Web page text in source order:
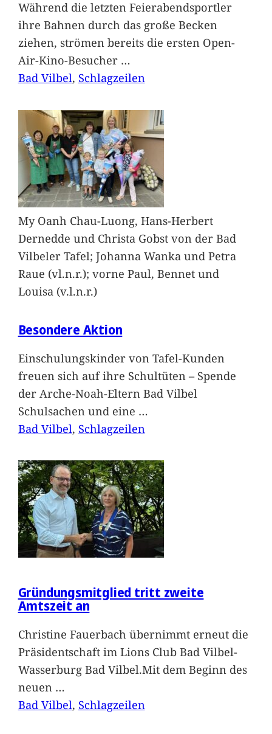
Während die letzten Feierabendsportler
ihre Bahnen durch das große Becken
ziehen, strömen bereits die ersten Open-
Air-Kino-Besucher …
Bad Vilbel, Schlagzeilen
My Oanh Chau-Luong, Hans-Herbert
Dernedde und Christa Gobst von der Bad
Vilbeler Tafel; Johanna Wanka und Petra
Raue (vl.n.r.); vorne Paul, Bennet und
Louisa (v.l.n.r.)
Besondere Aktion
Einschulungskinder von Tafel-Kunden
freuen sich auf ihre Schultüten – Spende
der Arche-Noah-Eltern Bad Vilbel
Schulsachen und eine …
Bad Vilbel, Schlagzeilen
Gründungsmitglied tritt zweite
Amtszeit an
Christine Fauerbach übernimmt erneut die
Präsidentschaft im Lions Club Bad Vilbel-
Wasserburg Bad Vilbel.Mit dem Beginn des
neuen …
Bad Vilbel, Schlagzeilen